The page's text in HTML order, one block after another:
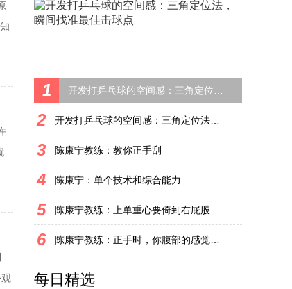
1
2
3 陈康宁教练：教你正手刮
4 陈康宁：单个技术和综合能力
5
6
每日精选